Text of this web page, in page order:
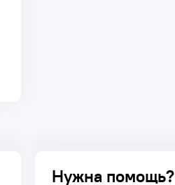
Нужна помощь?